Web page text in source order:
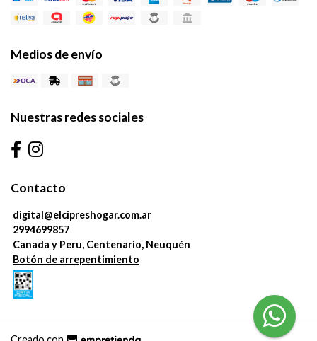
Medios de envío
Nuestras redes sociales
Contacto
digital@elcipreshogar.com.ar
2994699857
Canada y Peru, Centenario, Neuquén
Botón de arrepentimiento